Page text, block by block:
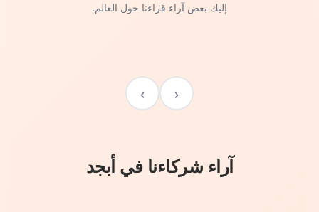
إليك بعض آراء قراءنا حول العالم.
‹
›
آراء شركاءنا في أبجد